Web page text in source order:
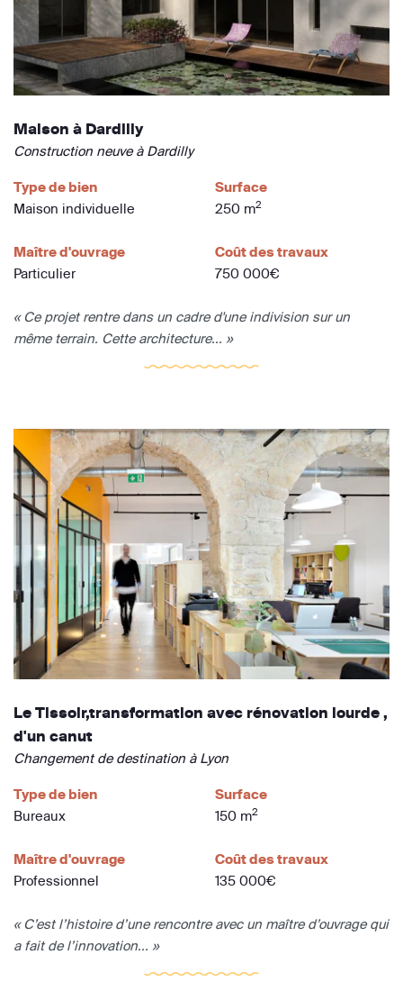
Maison à Dardilly
Construction neuve à Dardilly
Type de bien
Maison individuelle
Surface
250 m2
Maître d'ouvrage
Particulier
Coût des travaux
750 000€
« Ce projet rentre dans un cadre d'une indivision sur un
même terrain. Cette architecture... »
Le Tissoir,transformation avec rénovation lourde ,
d'un canut
Changement de destination à Lyon
Type de bien
Bureaux
Surface
150 m2
Maître d'ouvrage
Professionnel
Coût des travaux
135 000€
« C’est l’histoire d’une rencontre avec un maître d’ouvrage qui
a fait de l’innovation... »